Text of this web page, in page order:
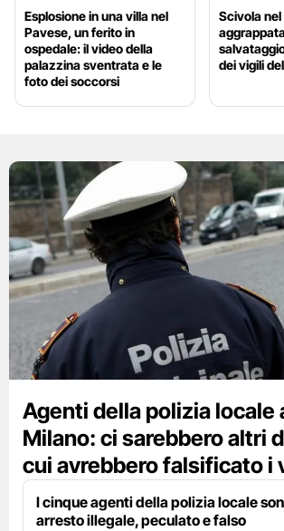
Esplosione in una villa nel
Pavese, un ferito in
ospedale: il video della
palazzina sventrata e le
foto dei soccorsi
Scivola
dei vigili
Agenti della polizia locale
Milano: ci sarebbero altri
cui avrebbero falsificato i
I cinque agenti della polizia locale
arresto illegale, peculato e falso